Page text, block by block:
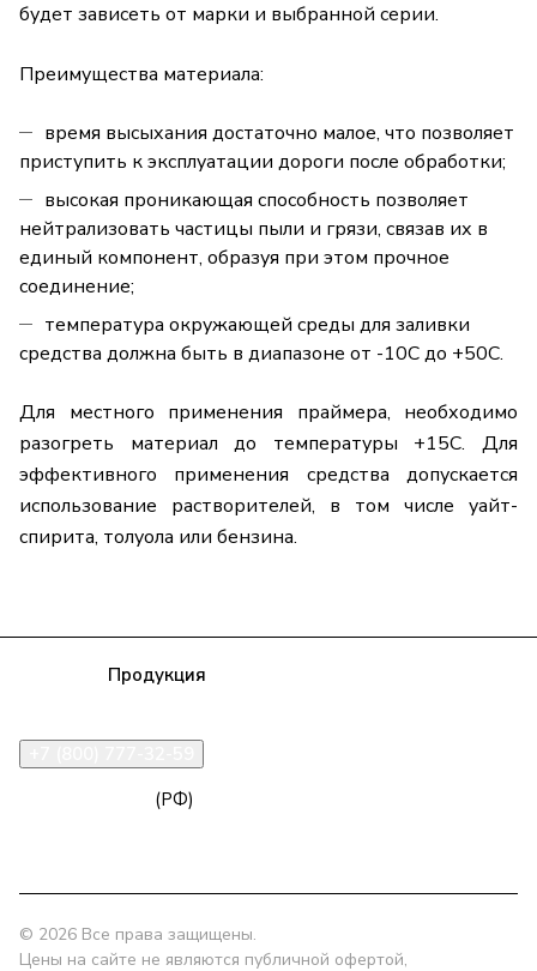
будет зависеть от марки и выбранной серии.
Преимущества материала:
время высыхания достаточно малое, что позволяет
приступить к эксплуатации дороги после обработки;
высокая проникающая способность позволяет
нейтрализовать частицы пыли и грязи, связав их в
единый компонент, образуя при этом прочное
соединение;
температура окружающей среды для заливки
средства должна быть в диапазоне от -10С до +50С.
Для местного применения праймера, необходимо
разогреть материал до температуры +15С. Для
эффективного применения средства допускается
использование растворителей, в том числе уайт-
спирита, толуола или бензина.
Продукция
(РФ)
© 2026 Все права защищены.
Цены на сайте не являются публичной офертой,